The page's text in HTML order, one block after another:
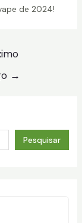
Pesquisar
de 2024!
→